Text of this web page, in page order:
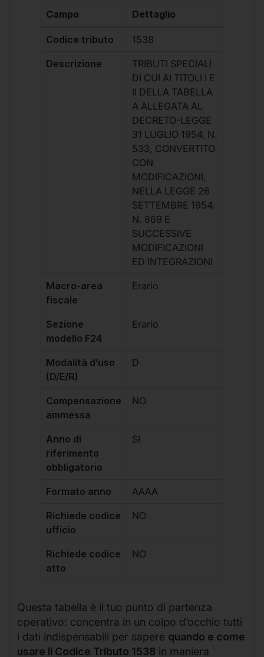
Campo Dettaglio
Codice tributo 1538
Descrizione
TRIBUTI SPECIALI
DI CUI AI TITOLI I E
II DELLA TABELLA
A ALLEGATA AL
DECRETO-LEGGE
31 LUGLIO 1954, N.
533, CONVERTITO
CON
MODIFICAZIONI,
NELLA LEGGE 26
SETTEMBRE 1954,
N. 869 E
SUCCESSIVE
MODIFICAZIONI
ED INTEGRAZIONI
Macro-area
fiscale
Erario
Sezione
modello F24
Erario
Modalità d’uso
(D/E/R)
D
Compensazione
ammessa
NO
Anno di
riferimento
obbligatorio
SI
Formato anno AAAA
Richiede codice
ufficio
NO
Richiede codice
atto
NO
Questa tabella è il tuo punto di partenza
operativo: concentra in un colpo d’occhio tutti
i dati indispensabili per sapere quando e come
usare il Codice Tributo 1538 in maniera